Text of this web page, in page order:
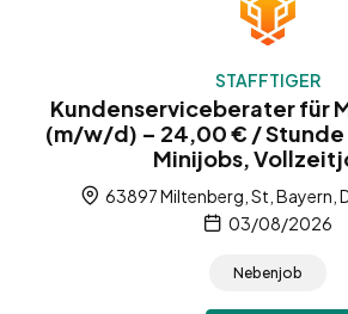
STAFFTIGER
Kundenserviceberater für
(m/w/d) – 24,00 € / Stunde
Minijobs,
63897 Miltenberg, St, Bayern,
03/08/2026
Nebenjob